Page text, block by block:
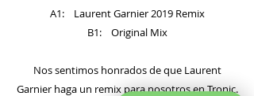
A1: Laurent Garnier 2019 Remix
B1: Original Mix
Nos sentimos honrados de que Laurent
Garnier haga un remix para nosotros en Tronic.